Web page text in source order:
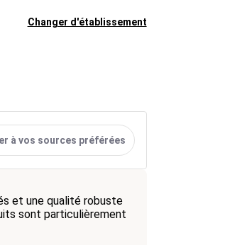
Changer d'établissement
à vos sources préférées
et une qualité robuste
sont particulièrement